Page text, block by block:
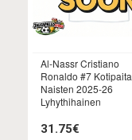
Al-Nassr Cristiano
Ronaldo #7 Kotipaita
Naisten 2025-26
Lyhythihainen
31.75€